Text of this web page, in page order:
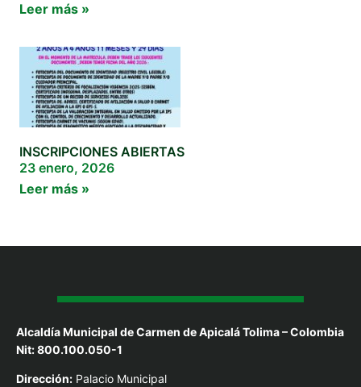
Leer más »
INSCRIPCIONES ABIERTAS
23 enero, 2026
Leer más »
Alcaldía Municipal de Carmen de Apicalá Tolima – Colombia
Nit: 800.100.050-1
Dirección: Palacio Municipal